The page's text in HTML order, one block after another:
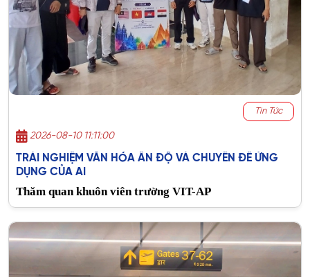
Tin Tức
2026-08-10 11:11:00
TRẢI NGHIỆM VĂN HÓA ẤN ĐỘ VÀ CHUYÊN ĐỀ ỨNG
DỤNG CỦA AI
Thăm quan khuôn viên trường VIT-AP